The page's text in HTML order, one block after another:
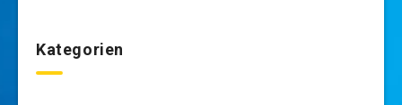
Kategorien